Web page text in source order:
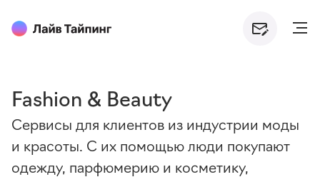
Fashion & Beauty
Сервисы для клиентов из индустрии моды
и красоты. С их помощью люди покупают
одежду, парфюмерию и косметику,